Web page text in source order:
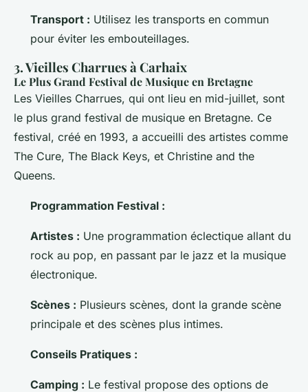
Transport : Utilisez les transports en commun
pour éviter les embouteillages.
3. Vieilles Charrues à Carhaix
Le Plus Grand Festival de Musique en Bretagne
Les Vieilles Charrues, qui ont lieu en mid-juillet, sont
le plus grand festival de musique en Bretagne. Ce
festival, créé en 1993, a accueilli des artistes comme
The Cure, The Black Keys, et Christine and the
Queens.
Programmation Festival :
Artistes : Une programmation éclectique allant du
rock au pop, en passant par le jazz et la musique
électronique.
Scènes : Plusieurs scènes, dont la grande scène
principale et des scènes plus intimes.
Conseils Pratiques :
Camping : Le festival propose des options de